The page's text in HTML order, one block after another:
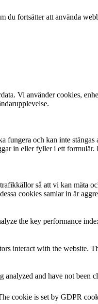
du fortsätter att använda
Vi använder cookies,
fungera och kan inte
in eller fyller i ett
så att vi kan mäta
cookies samlar in är
the key performance
interact with the website.
analyzed and have not been
cookie is set by GDPR